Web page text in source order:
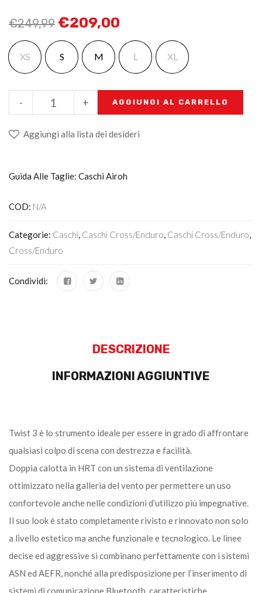
€249,99 €209,00
XS S M L XL
+
- AGGIUNGI AL CARRELLO
Aggiungi alla lista dei desideri
Guida Alle Taglie: Caschi Airoh
COD: N/A
Categorie: Caschi, Caschi Cross/enduro, Caschi Cross/enduro,
Cross/Enduro
Condividi:
DESCRIZIONE
INFORMAZIONI AGGIUNTIVE
Twist 3 è lo strumento ideale per essere in grado di affrontare
qualsiasi colpo di scena con destrezza e facilità.
Doppia calotta in HRT con un sistema di ventilazione
ottimizzato nella galleria del vento per permettere un uso
confortevole anche nelle condizioni d’utilizzo più impegnative.
Il suo look è stato completamente rivisto e rinnovato non solo
a livello estetico ma anche funzionale e tecnologico. Le linee
decise ed aggressive si combinano perfettamente con i sistemi
ASN ed AEFR, nonché alla predisposizione per l’inserimento di
sistemi di comunicazione Bluetooth, caratteristiche